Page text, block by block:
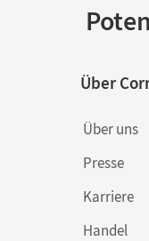
Über
Über uns
Presse
Karriere
Handel